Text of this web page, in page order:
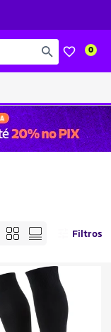
0
Filtros